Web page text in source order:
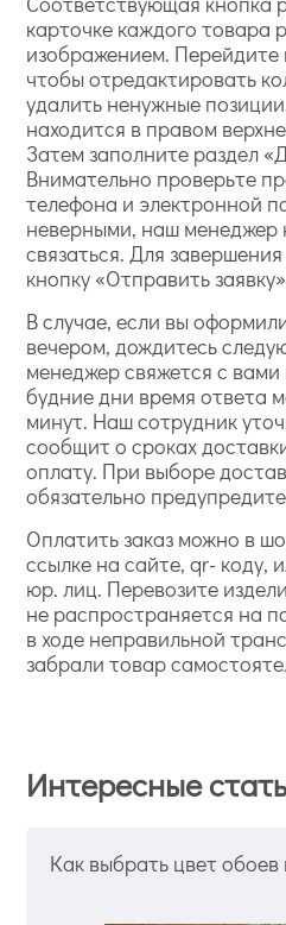
карточке каждого товара
изображением. Перейдите
чтобы отредактировать
удалить ненужные
находится в правом
Затем заполните раздел
Внимательно проверьте
телефона и электронной
неверными, наш менеджер
связаться. Для
кнопку «Отправить
В случае, если вы
вечером, дождитесь
менеджер свяжется с
будние дни время ответа
минут. Наш сотрудник
сообщит о сроках
оплату. При выборе
обязательно
Оплатить заказ можно в
ссылке на сайте, qr- коду,
юр. лиц. Перевозите
не распространяется на
в ходе неправильной
забрали товар
Интересные
Как выбрать цвет